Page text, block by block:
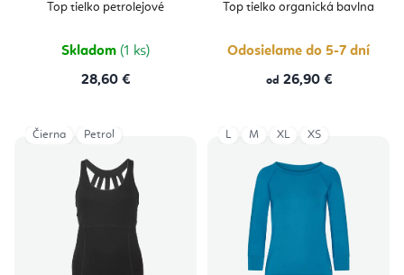
Top tielko petrolejové
Skladom (1 ks)
28,60 €
Top tielko organická bavlna
Odosielame do 5-7 dní
od 26,90 €
Čierna Petrol L M XL XS